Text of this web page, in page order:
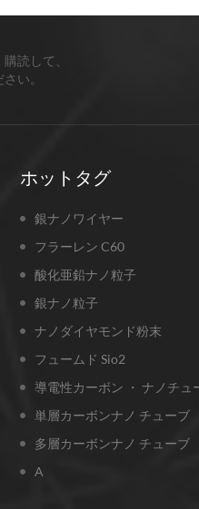
読して、
い。
ホットタグ
銀ナノワイヤー
フラーレン C60
酸化亜鉛ナノ粒子
銀ナノ粒子
ナノダイヤモンド粉末
フュームド Sio2
導電性カーボン ・ ナノチュ
単層カーボンナノ チューブ
多層カーボンナノ チューブ
A